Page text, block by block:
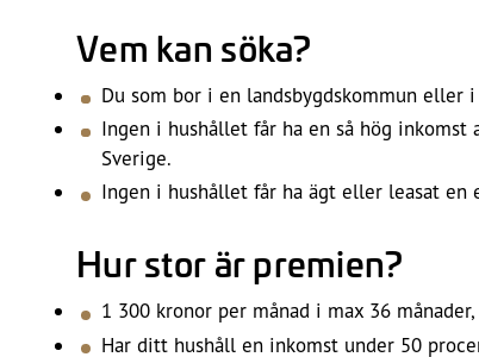
Vem kan söka?
Du som bor i en landsbygdskommun
Ingen i hushållet får ha en så hög
Sverige.
Ingen i hushållet får ha ägt eller leasat en
Hur stor är premien?
1 300 kronor per månad i max 36
Har ditt hushåll en inkomst under 50